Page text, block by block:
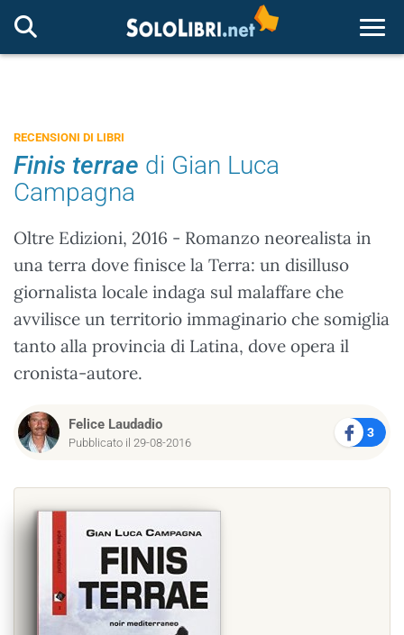
RECENSIONI DI LIBRI
Finis terrae di Gian Luca
Campagna
Oltre Edizioni, 2016 - Romanzo neorealista in
una terra dove finisce la Terra: un disilluso
giornalista locale indaga sul malaffare che
avvilisce un territorio immaginario che somiglia
tanto alla provincia di Latina, dove opera il
cronista-autore.
Felice Laudadio
Pubblicato il 29-08-2016
3